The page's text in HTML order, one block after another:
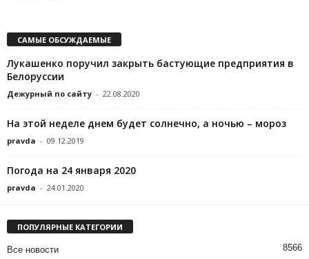
САМЫЕ ОБСУЖДАЕМЫЕ
Лукашенко поручил закрыть бастующие предприятия в
Белоруссии
Дежурный по сайту - 22.08.2020
На этой неделе днем будет солнечно, а ночью – мороз
pravda - 09.12.2019
Погода на 24 января 2020
pravda - 24.01.2020
ПОПУЛЯРНЫЕ КАТЕГОРИИ
Все новости 8566